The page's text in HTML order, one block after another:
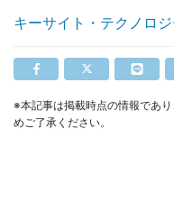
キーサイト・テクノロ
※本記事は掲載時点の情報であ
めご了承ください。